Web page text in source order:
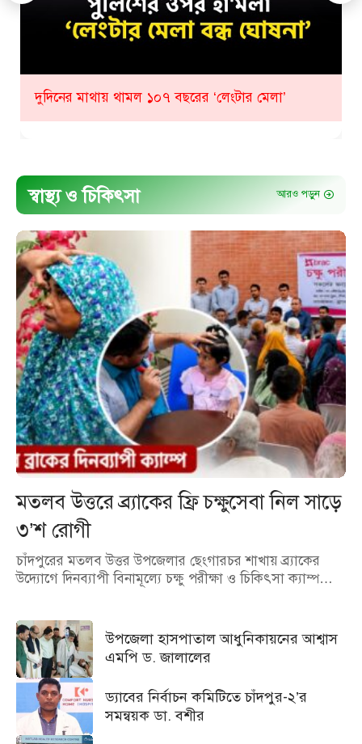
কীভাবে হবে ১০৮ তম লেংটার মেলা? যা জানাল প্রশাসন
স্বাস্থ্য ও চিকিৎসা আরও পড়ুন
মতলব উত্তরে ব্র্যাকের ফ্রি চক্ষুসেবা নিল সাড়ে
৩’শ রোগী
চাঁদপুরের মতলব উত্তর উপজেলার ছেংগারচর শাখায় ব্র্যাকের
উদ্যোগে দিনব্যাপী বিনামূল্যে চক্ষু পরীক্ষা ও চিকিৎসা ক্যাম্প…
উপজেলা হাসপাতাল আধুনিকায়নের আশ্বাস
এমপি ড. জালালের
ড্যাবের নির্বাচন কমিটিতে চাঁদপুর-২’র
সমন্বয়ক ডা. বশীর